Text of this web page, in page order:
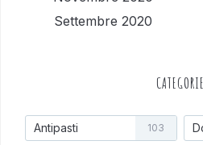
Settembre 2020
CATEGORIE
Antipasti 103